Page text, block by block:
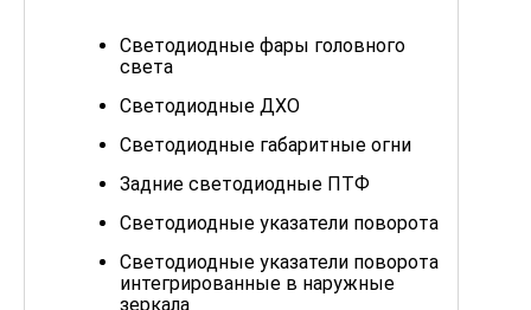
Светодиодные фары головного
света
Светодиодные ДХО
Светодиодные габаритные огни
Задние светодиодные ПТФ
Светодиодные указатели поворота
Светодиодные указатели поворота
интегрированные в наружные
зеркала